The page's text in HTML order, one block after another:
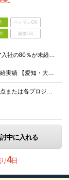
ベテランOK
面接1回
★IT業界未経験OK｜キャリア入社の80％が未経験スタート！ ★第二新卒OK ★学歴不問 ＼このような方を歓迎しています！／ ・IT業界に興味があり、ゼロから学ぶ意欲がある方 ・社会人経験（業界不問
★賞与年3回｜年6.3ヶ月分支給実績 【愛知・大阪】 月給25.5万円～35万円＋各種手当＋賞与年2回＋業績賞与 ※上記には一律の地域手当2.5万円を含みます 【東京】 月給27万円～35万円＋各
★名古屋・東京・大阪の各拠点または各プロジェクト先での勤務となります （愛知、岐阜、東京、埼玉、千葉、神奈川、大阪、兵庫、京都など） ★U・Iターン歓迎！原則転勤なし ★リモートワーク対応案件もあり
中に入れる
4日